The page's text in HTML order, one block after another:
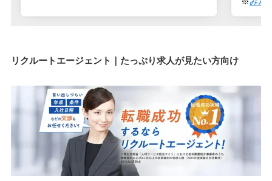
リクルートエージェント｜たっぷり求人が見たい方向け